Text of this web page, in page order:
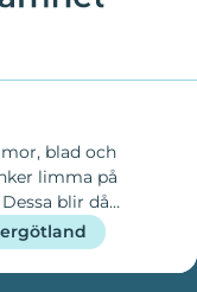
blad och
limma på
blir då
som